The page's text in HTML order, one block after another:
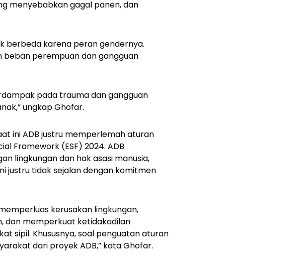
menyebabkan gagal panen, dan
berbeda karena peran gendernya.
perempuan dan gangguan
pada trauma dan gangguan
ungkap Ghofar.
ini ADB justru memperlemah aturan
Framework (ESF) 2024. ADB
lingkungan dan hak asasi manusia,
justru tidak sejalan dengan komitmen
kerusakan lingkungan,
dan memperkuat ketidakadilan
sipil. Khususnya, soal penguatan aturan
dari proyek ADB,” kata Ghofar.